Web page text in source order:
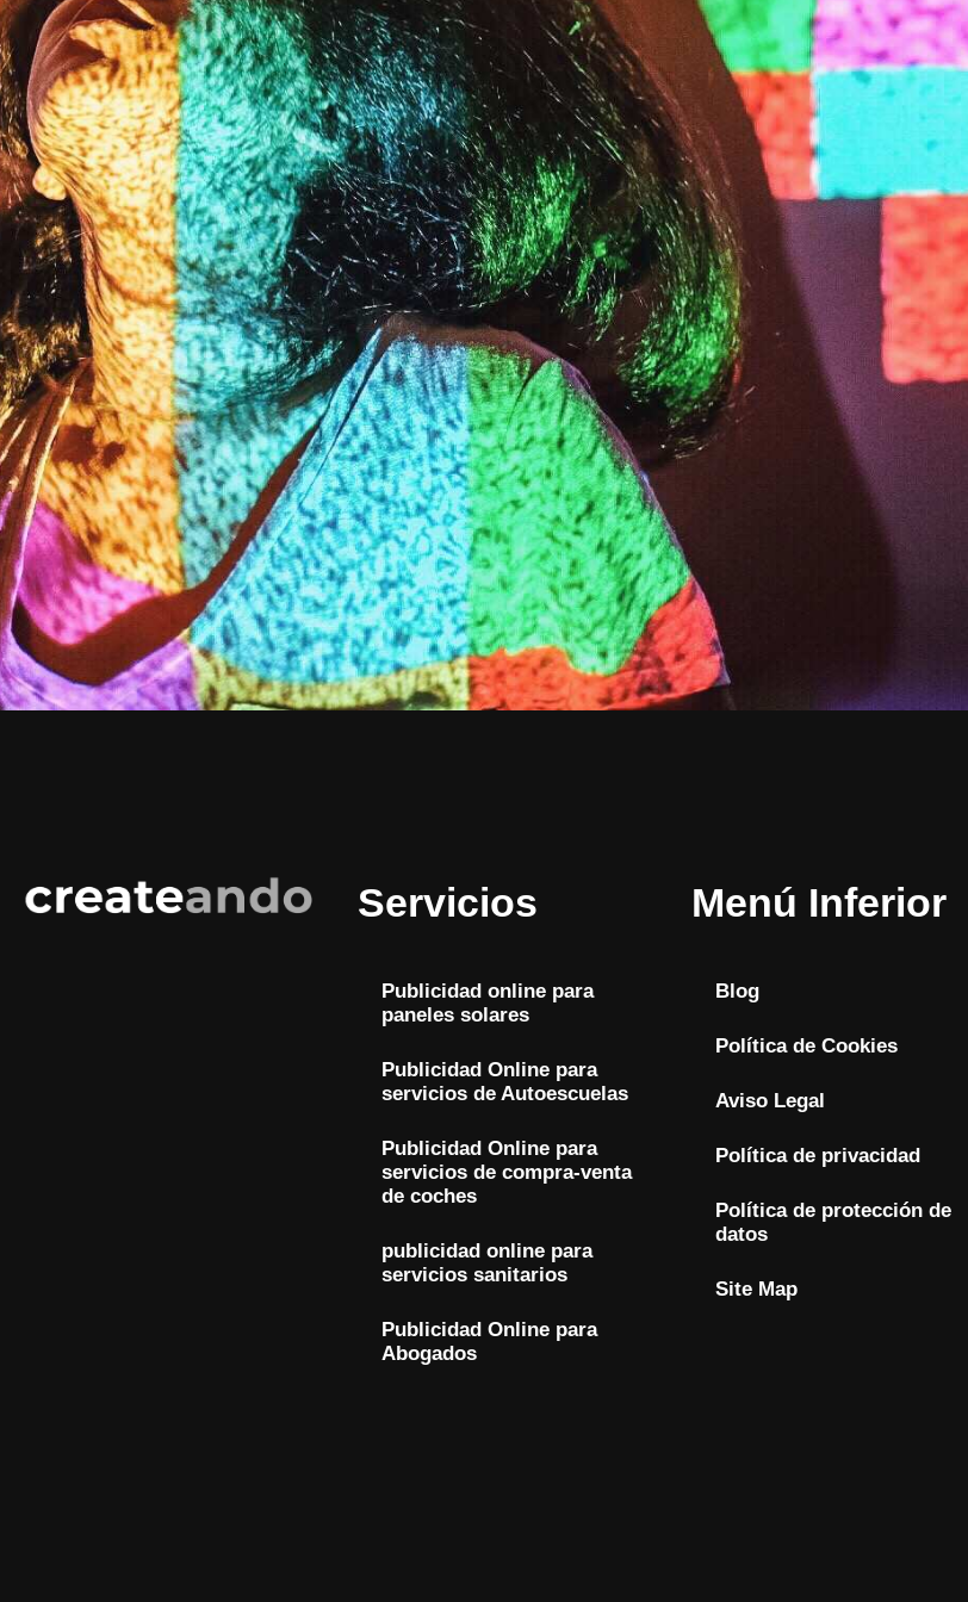
Servicios
Publicidad online para
paneles solares
Publicidad Online para
servicios de Autoescuelas
Publicidad Online para
servicios de compra-venta
de coches
publicidad online para
servicios sanitarios
Publicidad Online para
Abogados
Menú Inferior
Blog
Política de Cookies
Aviso Legal
Política de privacidad
Política de protección de
datos
Site Map